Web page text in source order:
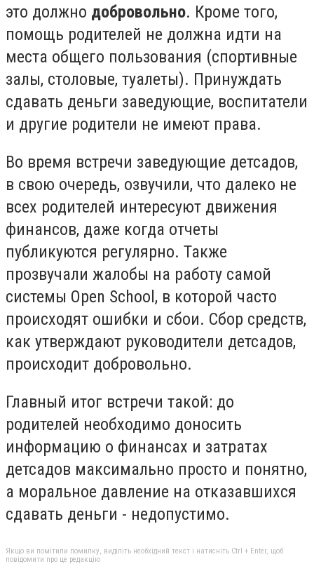
это должно добровольно. Кроме того,
помощь родителей не должна идти на
места общего пользования (спортивные
залы, столовые, туалеты). Принуждать
сдавать деньги заведующие, воспитатели
и другие родители не имеют права.
Во время встречи заведующие детсадов,
в свою очередь, озвучили, что далеко не
всех родителей интересуют движения
финансов, даже когда отчеты
публикуются регулярно. Также
прозвучали жалобы на работу самой
системы Open School, в которой часто
происходят ошибки и сбои. Сбор средств,
как утверждают руководители детсадов,
происходит добровольно.
Главный итог встречи такой: до
родителей необходимо доносить
информацию о финансах и затратах
детсадов максимально просто и понятно,
а моральное давление на отказавшихся
сдавать деньги - недопустимо.
Якщо ви помітили помилку, виділіть необхідний текст і натисніть Ctrl + Enter, щоб
повідомити про це редакцію